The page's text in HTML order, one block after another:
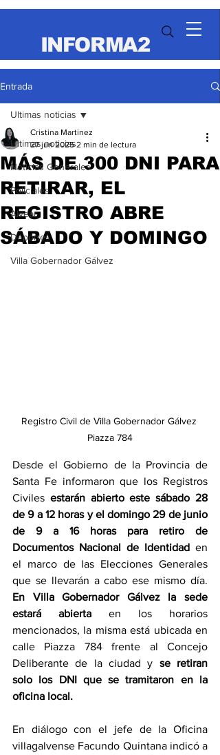
INFORMA2
Entrada
Ultimas noticias
Noticias Generales
Policiales
Alvear
Deportes
Villa Gobernador Gálvez
Ultimas noticias
MÁS DE 300 DNI PARA
RETIRAR, EL
REGISTRO ABRE
SÁBADO Y DOMINGO
Cristina Martinez
27 jun 2025 2 min de lectura
Registro Civil de Villa Gobernador Gálvez
Piazza 784
Desde el Gobierno de la Provincia de
Santa Fe informaron que los Registros
Civiles estarán abierto este sábado 28
de 9 a 12 horas y el domingo 29 de junio
de 9 a 16 horas para retiro de
Documentos Nacional de Identidad en
el marco de las Elecciones Generales
En Villa Gobernador Gálvez la sede
estará abierta en los horarios
mencionados, la misma está ubicada en
calle Piazza 784 frente al Concejo
Deliberante de la ciudad y se retiran
solo los DNI que se tramitaron en la
oficina local.
En diálogo con el jefe de la Oficina
villagalvense Facundo Quintana indicó a